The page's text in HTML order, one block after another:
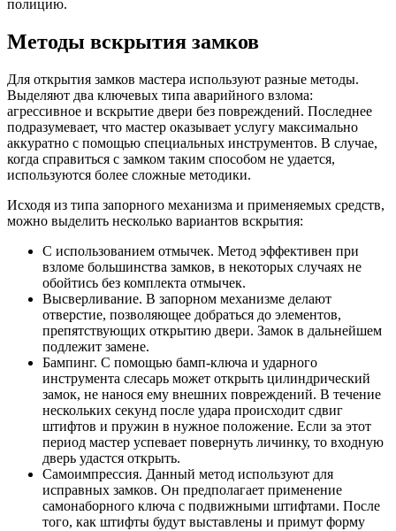
полицию.
Методы вскрытия замков
Для открытия замков мастера используют разные методы.
Выделяют два ключевых типа аварийного взлома:
агрессивное и вскрытие двери без повреждений. Последнее
подразумевает, что мастер оказывает услугу максимально
аккуратно с помощью специальных инструментов. В случае,
когда справиться с замком таким способом не удается,
используются более сложные методики.
Исходя из типа запорного механизма и применяемых средств,
можно выделить несколько вариантов вскрытия:
С использованием отмычек. Метод эффективен при
взломе большинства замков, в некоторых случаях не
обойтись без комплекта отмычек.
Высверливание. В запорном механизме делают
отверстие, позволяющее добраться до элементов,
препятствующих открытию двери. Замок в дальнейшем
подлежит замене.
Бампинг. С помощью бамп-ключа и ударного
инструмента слесарь может открыть цилиндрический
замок, не нанося ему внешних повреждений. В течение
нескольких секунд после удара происходит сдвиг
штифтов и пружин в нужное положение. Если за этот
период мастер успевает повернуть личинку, то входную
дверь удастся открыть.
Самоимпрессия. Данный метод используют для
исправных замков. Он предполагает применение
самонаборного ключа с подвижными штифтами. После
того, как штифты будут выставлены и примут форму